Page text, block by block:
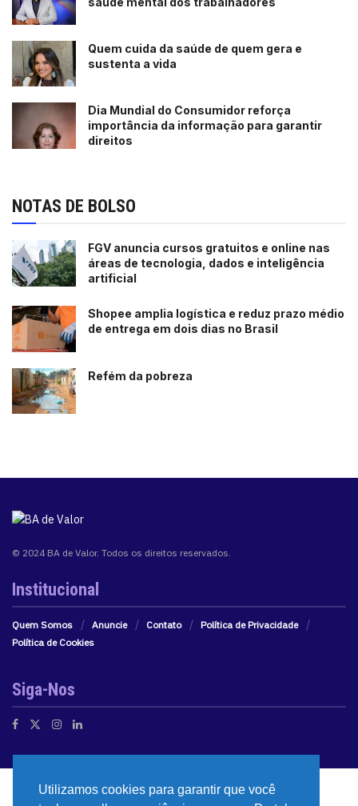
Quem cuida da saúde de quem gera e
sustenta a vida
Dia Mundial do Consumidor reforça
importância da informação para garantir
direitos
NOTAS DE BOLSO
FGV anuncia cursos gratuitos e online nas
áreas de tecnologia, dados e inteligência
artificial
Shopee amplia logística e reduz prazo médio
de entrega em dois dias no Brasil
Refém da pobreza
© 2024 BA de Valor. Todos os direitos reservados.
Institucional
Quem Somos Anuncie Contato
Política de Privacidade
Política de Cookies
Siga-Nos
Utilizamos cookies para garantir que você